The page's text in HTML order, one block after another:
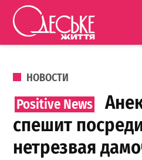
Перейти к содержанию
життя
ОПУБЛИКОВАНО В
НОВОСТИ
спешит
нетрезвая